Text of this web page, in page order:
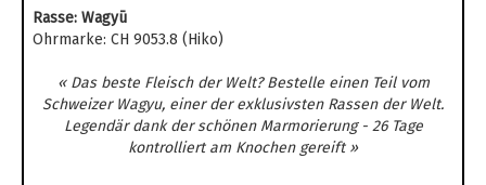
Rasse: Wagyū
Ohrmarke: CH 9053.8 (Hiko)
« Das beste Fleisch der Welt? Bestelle einen Teil vom
Schweizer Wagyu, einer der exklusivsten Rassen der Welt.
Legendär dank der schönen Marmorierung - 26 Tage
kontrolliert am Knochen gereift »